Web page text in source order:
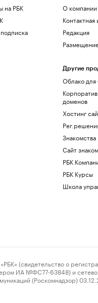
на РБК
О компании
Редакция
Другие
Облако для
доменов
Хостинг
Знакомства
Сайт
РБК
РБК Курсы
Школа
(свидетельство о
ИА №ФС77-63848) и
(Роскомнадзор)